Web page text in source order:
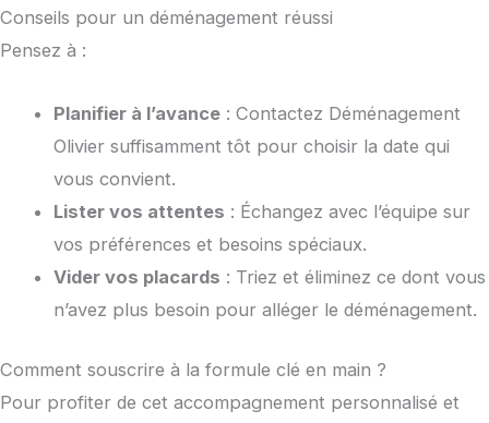
Conseils pour un déménagement réussi
Pensez à :
Planifier à l’avance : Contactez Déménagement
Olivier suffisamment tôt pour choisir la date qui
vous convient.
Lister vos attentes : Échangez avec l’équipe sur
vos préférences et besoins spéciaux.
Vider vos placards : Triez et éliminez ce dont vous
n’avez plus besoin pour alléger le déménagement.
Comment souscrire à la formule clé en main ?
Pour profiter de cet accompagnement personnalisé et